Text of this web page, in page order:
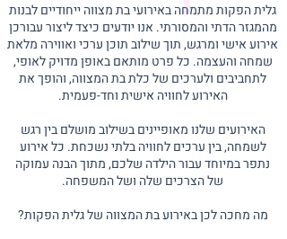
גלית הפקות מתמחה באירועי בת מצווה ייחודיים לבנות
מהמגזר הדתי והמסורתי. אנו יודעים כיצד ליצור עבורכן
אירוע אישי ומרגש, תוך שילוב תוכן ערכי ואווירה מלאת
שמחה והעצמה. כל פרט מותאם באופן מדויק לאופי,
לתחביבים ולערכים של כלת בת המצווה, והופך את
האירוע לחוויה אישית וחד-פעמית.
האירועים שלנו מאופיינים בשילוב מושלם בין רגש
לשמחה, בין ערכים לחוויה בלתי נשכחת. כל אירוע
נתפר במיוחד עבור הילדה שלכם, מתוך הבנה עמוקה
של הצרכים שלה ושל המשפחה.
מה מחכה לכן באירוע בת המצווה של גלית הפקות?